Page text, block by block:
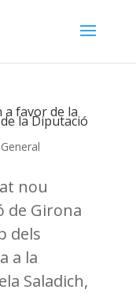
a favor de la
la Diputació
General
nou
de Girona
dels
a la
Saladich,